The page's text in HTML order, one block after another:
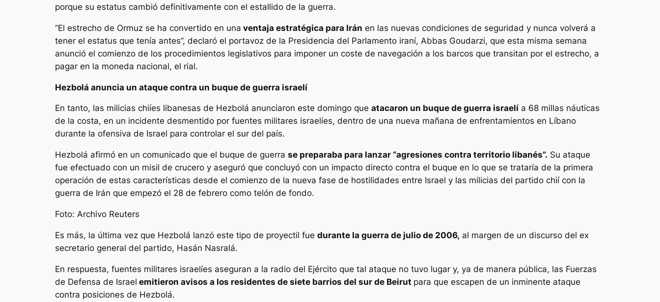
porque su estatus cambió definitivamente con el estallido de la guerra.
“El estrecho de Ormuz se ha convertido en una ventaja estratégica para Irán en las nuevas condiciones de seguridad y nunca volverá a
tener el estatus que tenía antes”, declaró el portavoz de la Presidencia del Parlamento iraní, Abbas Goudarzi, que esta misma semana
anunció el comienzo de los procedimientos legislativos para imponer un coste de navegación a los barcos que transitan por el estrecho, a
pagar en la moneda nacional, el rial.
Hezbolá anuncia un ataque contra un buque de guerra israelí
En tanto, las milicias chiíes libanesas de Hezbolá anunciaron este domingo que atacaron un buque de guerra israelí a 68 millas náuticas
de la costa, en un incidente desmentido por fuentes militares israelíes, dentro de una nueva mañana de enfrentamientos en Líbano
durante la ofensiva de Israel para controlar el sur del país.
Hezbolá afirmó en un comunicado que el buque de guerra se preparaba para lanzar “agresiones contra territorio libanés”. Su ataque
fue efectuado con un misil de crucero y aseguró que concluyó con un impacto directo contra el buque en lo que se trataría de la primera
operación de estas características desde el comienzo de la nueva fase de hostilidades entre Israel y las milicias del partido chií con la
guerra de Irán que empezó el 28 de febrero como telón de fondo.
Foto: Archivo Reuters
Es más, la última vez que Hezbolá lanzó este tipo de proyectil fue durante la guerra de julio de 2006, al margen de un discurso del ex
secretario general del partido, Hasán Nasralá.
En respuesta, fuentes militares israelíes aseguran a la radio del Ejército que tal ataque no tuvo lugar y, ya de manera pública, las Fuerzas
de Defensa de Israel emitieron avisos a los residentes de siete barrios del sur de Beirut para que escapen de un inminente ataque
contra posiciones de Hezbolá.